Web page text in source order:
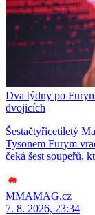
Dva týdny po
dvojicích
Šestačtyřicetiletý
Tysonem Furym
čeká šest soupeřů,
MMAMAG.cz
7. 8. 2026, 23:34